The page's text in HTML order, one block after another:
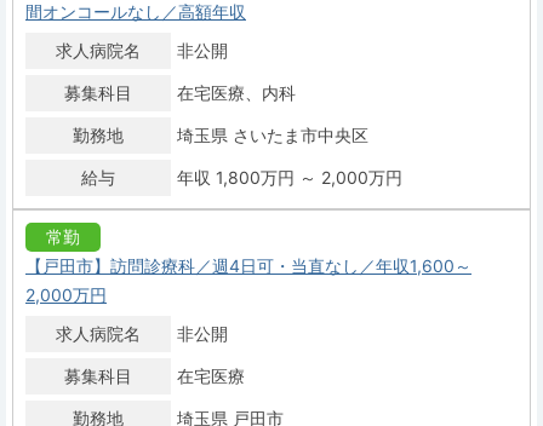
間オンコールなし／高額年収
求人病院名
非公開
募集科目 在宅医療 内科
勤務地 埼玉県 さいたま市中央区
給与 年収 1,800万円 ～ 2,000万円
常勤
【戸田市】訪問診療科／週4日可・当直なし／年収1,600～
2,000万円
求人病院名
非公開
募集科目 在宅医療
勤務地 埼玉県 戸田市